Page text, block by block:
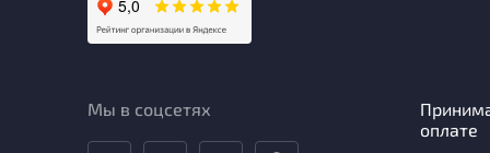
Мы в соцсетях
оплате